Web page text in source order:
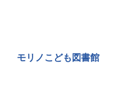
モリノこども図書館